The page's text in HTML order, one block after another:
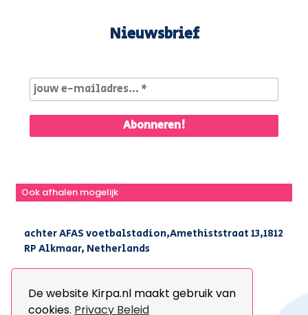
De website Kirpa.nl maakt gebruik van
cookies. Privacy Beleid
Nieuwsbrief
Ook afhalen mogelijk
achter AFAS voetbalstadion,Amethiststraat 13,1812
RP Alkmaar, Netherlands
+31(0) 251 296 806 info@kirpa.nl